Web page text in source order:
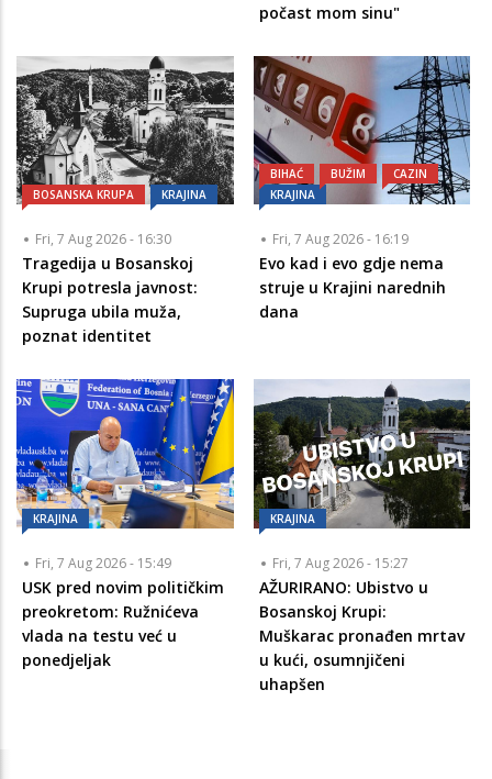
počast mom sinu"
BOSANSKA KRUPA KRAJINA
Fri, 7 Aug 2026 - 16:30
Tragedija u Bosanskoj
Krupi potresla javnost:
Supruga ubila muža,
poznat identitet
BIHAĆ BUŽIM
CAZIN
KRAJINA
Fri, 7 Aug 2026 - 16:19
Evo kad i evo gdje nema
struje u Krajini narednih
dana
KRAJINA
Fri, 7 Aug 2026 - 15:49
USK pred novim političkim
preokretom: Ružnićeva
vlada na testu već u
ponedjeljak
KRAJINA
Fri, 7 Aug 2026 - 15:27
AŽURIRANO: Ubistvo u
Bosanskoj Krupi:
Muškarac pronađen mrtav
u kući, osumnjičeni
uhapšen